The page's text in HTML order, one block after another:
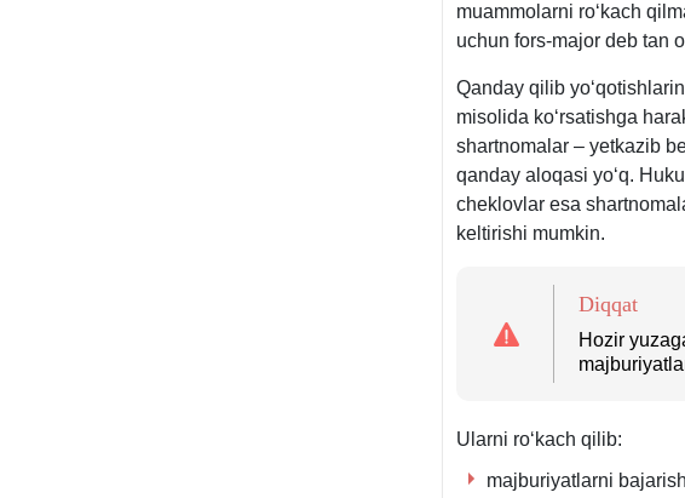
muammolarni roʻkach
uchun fors-major deb tan
Qanday qilib
misolida koʻrsatishga
shartnomalar – yetkazib
qanday aloqasi yoʻq.
cheklovlar esa
keltirishi mumkin.
Diqqat
Hozir
Ularni roʻkach qilib:
majburiyatlarni